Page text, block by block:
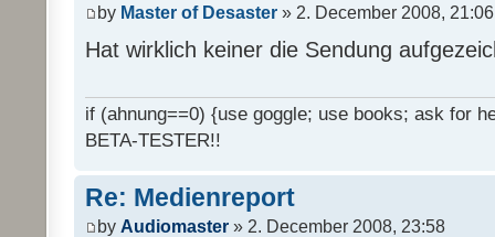
by Master of Desaster » 2. December 2008, 21:06
Hat wirklich keiner die Sendung
if (ahnung==0) {use goggle; use books; ask for
BETA-TESTER!!
Re: Medienreport
by Audiomaster » 2. December 2008, 23:58